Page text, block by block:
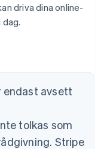
driva dina online-
dag.
endast avsett
tolkas som
Stripe